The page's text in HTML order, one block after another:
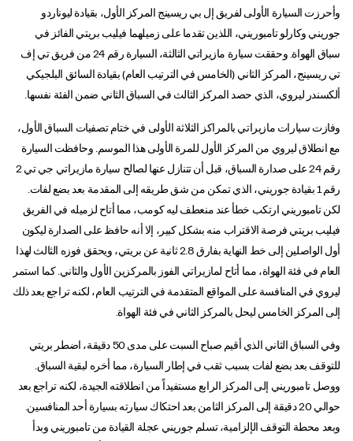
وأحرزت السيارة الأولى لفريق إل بي ريسينج المركز الأول، بقيادة ليوناردو
جوريني وكارلو تامبوريني، اللذين تقدما على زميلهما فيليب بريتي الفائز في
سباق الهواة. وحققت سيارة مازيراتي الثالثة، السيارة رقم 24 من فريق تي إف
تي ريسينج، المركز الثاني (الخامس في الترتيب العام) بقيادة السائق البلجيكي
ألكسندر ليروي، الذي حصد المركز الثالث في السباق الثاني ضمن الفئة نفسها.
وفازت سيارات مازيراتي بالمراكز الثلاثة الأولى في ختام تصفيات السباق الأول،
مع انطلاق ليروي من المركز الأول للمرة الأولى هذا الموسم. وحافظت السيارة
رقم 24 على صدارة السباق، قبل أن تتنازل عنها لصالح سيارة مازيراتي جي تي 2
رقم 1 بقيادة جوريني، الذي تمكن من شق طريقه إلى المقدمة بعد بضع لفات.
لكن تامبوريني ارتكب خطأ عند منعطف ليه كومب، مما أتاح لزميله في الفريق
فيليب بريتي فرصة الاقتراب منه بشكل كبير، إلا أنه حافظ على الصدارة ليكون
أول الواصلين إلى خط النهاية بفارق 2.8 ثانية عن بريتي، ويحقق فوزه الثالث لهذا
العام في فئة الهواة، مما أتاح لمازيراتي الفوز بالمركزين الأول والثاني. كما استمر
ليروي في المنافسة على المواقع المتقدمة في الترتيب العام، لكنه تراجع بعد ذلك
إلى المركز الخامس ليحل بالمركز الثاني في فئة الهواة.
وفي السباق الثاني الذي أقيم صباح السبت على مدى 50 دقيقة، اضطر بريتي
للتوقف بعد بضع لفات بسبب ثقب في إطار السيارة، مما أخره لبقية السباق.
ووصل تامبوريني إلى المركز الرابع مستفيداً من انطلاقته الجيدة، لكنه تراجع بعد
حوالي 20 دقيقة إلى المركز الثامن بعد احتكاك سيارته بسيارة أحد المنافسين.
وبعد محطة التوقف الإلزامية، تسلم جوريني عجلة القيادة من تامبوريني وبدأ